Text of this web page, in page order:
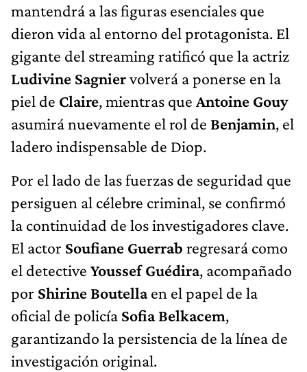
mantendrá a las figuras esenciales que
dieron vida al entorno del protagonista. El
gigante del streaming ratificó que la actriz
Ludivine Sagniervolverá a ponerse en la
piel de Claire, mientras que Antoine Gouy
asumirá nuevamente el rol de Benjamin, el
ladero indispensable de Diop.
Por el lado de las fuerzas de seguridad que
persiguen al célebre criminal, se confirmó
la continuidad de los investigadores clave.
El actor Soufiane Guerrab regresará como
el detective Youssef Guédira, acompañado
por Shirine Boutellaen el papel de la
oficial de policía Sofia Belkacem,
garantizando la persistencia de la línea de
investigación original.